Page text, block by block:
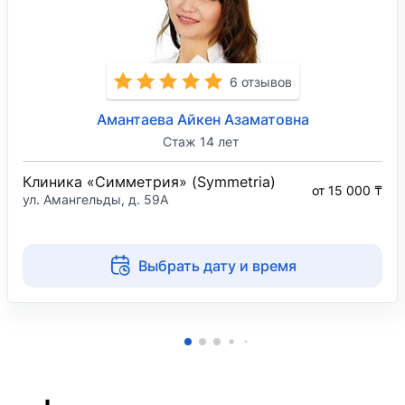
Старший лаборант кафедры "нервные болезни"
2001 — 2002
6 отзывов
Амантаева Айкен Азаматовна
Стаж 14 лет
Клиника «Симметрия» (Symmetria)
ул. Амангельды, д. 59А
от 15 000 ₸
Выбрать дату и время